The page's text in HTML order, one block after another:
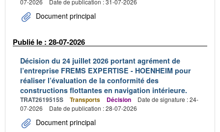
Document principal
Publié le : 28-07-2026
Décision du 24 juillet 2026 portant agrément de
l’entreprise FREMS EXPERTISE - HOENHEIM pour
réaliser l’évaluation de la conformité des
constructions flottantes en navigation intérieure.
TRAT2619515S Transports Décision
Date de signature : 24-
07-2026
Date de publication : 28-07-2026
Document principal